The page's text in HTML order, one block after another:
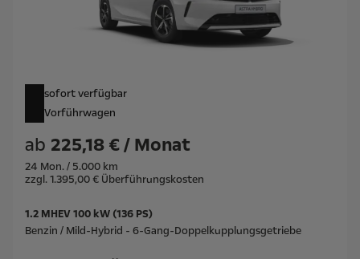
sofort verfügbar
Vorführwagen
ab 225,18 € / Monat
24 Mon. / 5.000 km
zzgl. 1.395,00 € Überführungskosten
1.2 MHEV 100 kW (136 PS)
Benzin / Mild-Hybrid - 6-Gang-Doppelkupplungsgetriebe